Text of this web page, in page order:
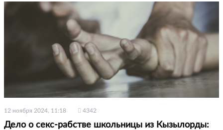
12 ноября 2024, 11:18 4342
Дело о секс-рабстве школьницы из Кызылорды: